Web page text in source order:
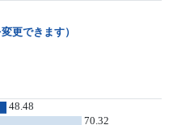
更できます）
48.48
70.32